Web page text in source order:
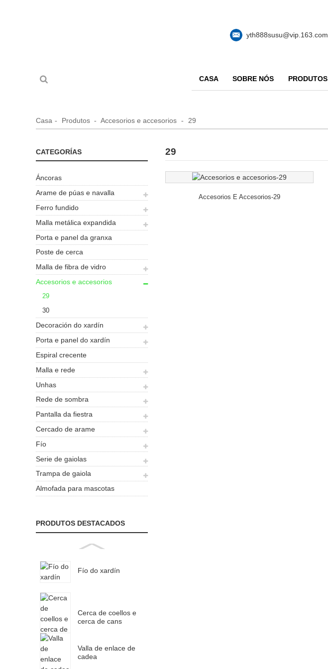
yth888susu@vip.163.com
CASA SOBRE NÓS PRODUTOS
Casa Produtos Accesorios e accesorios 29
CATEGORÍAS
Áncoras
Arame de púas e navalla
Ferro fundido
Malla metálica expandida
Porta e panel da granxa
Poste de cerca
Malla de fibra de vidro
Accesorios e accesorios
29
30
Decoración do xardín
Porta e panel do xardín
Espiral crecente
Malla e rede
Unhas
Rede de sombra
Pantalla da fiestra
Cercado de arame
Fío
Serie de gaiolas
Trampa de gaiola
Almofada para mascotas
PRODUTOS DESTACADOS
Fío do xardín
Cerca de coellos e
cerca de cans
Valla de enlace de
cadea
29
Accesorios E Accesorios-29